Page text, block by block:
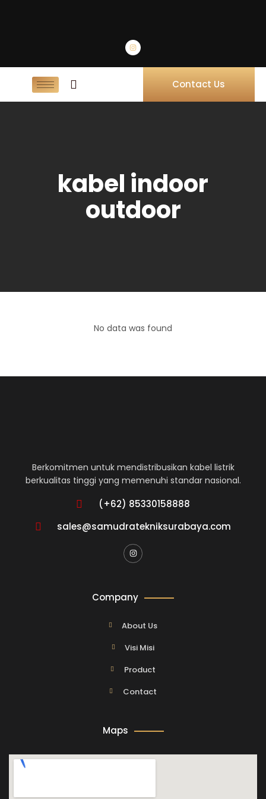
Contact Us
kabel indoor
outdoor
No data was found
Berkomitmen untuk mendistribusikan kabel listrik
berkualitas tinggi yang memenuhi standar nasional.
(+62) 85330158888
sales@samudratekniksurabaya.com
Company
About Us
Visi Misi
Product
Contact
Maps